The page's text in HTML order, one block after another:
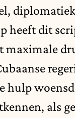
heeft dit
maximale
hulp
als